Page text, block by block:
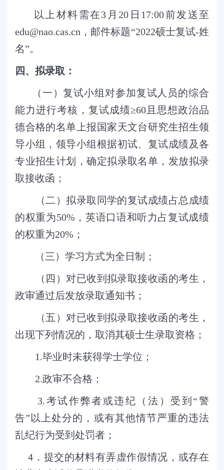
以上材料需在3 月 20 日 17:00前发送至
edu@nao.cas.cn ，邮件标题“2022硕士复试-姓
名”。
四、拟录取：
（一）复试小组对参加复试人员的综合
能力进行考核，复试成绩≥60 且思想政治品
德合格的名单上报国家天文台研究生招生领
导小组，领导小组根据初试、复试成绩及各
专业招生计划，确定拟录取名单，发放拟录
取接收函；
（二）拟录取同学的复试成绩占总成绩
的权重为50% ，英语口语和听力占复试成绩
的权重为20% ；
（三）学习方式为全日制；
（四）对已收到拟录取接收函的考生，
政审通过后发放录取通知书；
（五）对已收到拟录取接收函的考生，
出现下列情况的，取消其硕士生录取资格；
1.毕业时未获得学士学位；
2.政审不合格；
3.考试作弊者或违纪（法）受到“警
告”以上处分的，或有其他情节严重的违法
乱纪行为受到处罚者；
4 ．提交的材料有弄虚作假情况，或存在